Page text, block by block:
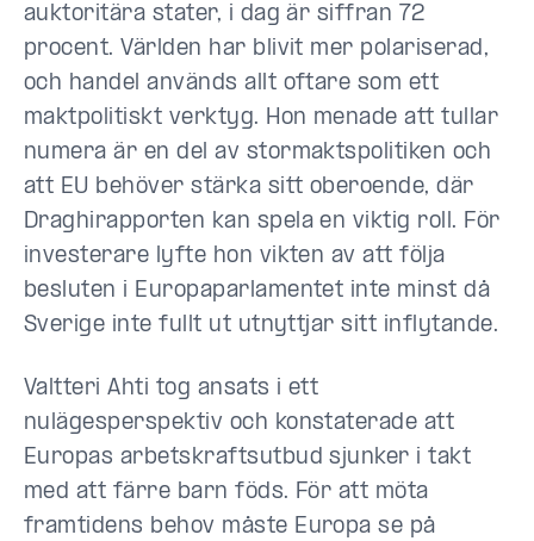
auktoritära stater, i dag är siffran 72
procent. Världen har blivit mer polariserad,
och handel används allt oftare som ett
maktpolitiskt verktyg. Hon menade att tullar
numera är en del av stormaktspolitiken och
att EU behöver stärka sitt oberoende, där
Draghirapporten kan spela en viktig roll. För
investerare lyfte hon vikten av att följa
besluten i Europaparlamentet inte minst då
Sverige inte fullt ut utnyttjar sitt inflytande.
Valtteri Ahti tog ansats i ett
nulägesperspektiv och konstaterade att
Europas arbetskraftsutbud sjunker i takt
med att färre barn föds. För att möta
framtidens behov måste Europa se på